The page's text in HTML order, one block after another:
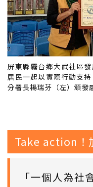
屏東縣霧台鄉大武社區
居民一起以實際行動支
分署長楊瑞芬（左）頒發
Take action！
「一個人為社